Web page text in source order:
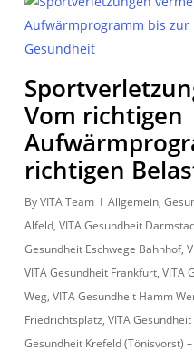
Vom richtigen
richtigen
ByVITA Team Allgemein,
Alfeld, VITA Gesundheit
Gesundheit Eschwege Bahnhof,
VITA Gesundheit Frankfurt, VITA
Weg, VITA Gesundheit Hamm
Friedrichtsplatz, VITA
Gesundheit Krefeld (Tönisvorst)